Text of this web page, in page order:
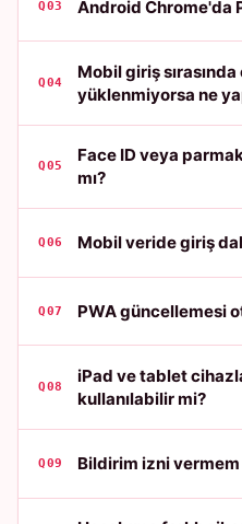
Q03 Android Chrome'da
Q04
Mobil giriş
yüklenmiyorsa ne
Q05
Face ID veya
mı?
Q06 Mobil veride giriş
Q07 PWA güncellemesi
Q08
iPad ve tablet
kullanılabilir mi?
Q09 Bildirim izni